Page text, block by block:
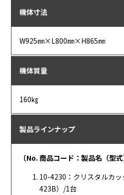
機体寸法
W925㎜×L800㎜×H865㎜
機体質量
160㎏
製品ラインナップ
〔No. 商品コード：製品名（型式
10-4230：クリスタルカ
423B）/1台